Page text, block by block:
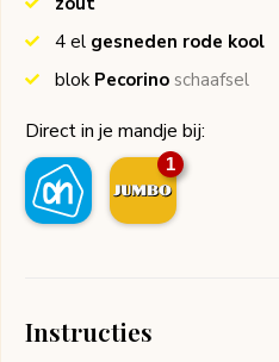
4 el gesneden rode kool
blok Pecorino schaafsel
Direct in je mandje bij:
1
Instructies